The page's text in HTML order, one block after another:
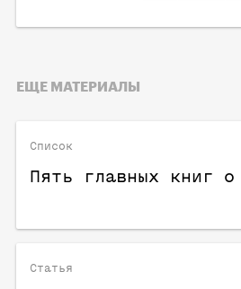
ЕЩЕ МАТЕРИАЛЫ
Список
Пять главных книг о
Статья